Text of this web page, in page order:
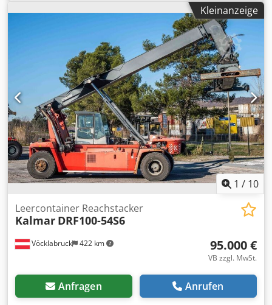
Aoumfwlob Tjwa
Kleinanzeige
1 / 10
Vöcklabruck 422 km
Leercontainer Reachstacker
Kalmar DRF100-54S6
95.000 €
VB zzgl. MwSt.
Anfragen Anrufen